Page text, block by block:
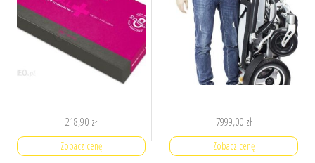
218,90 zł
Zobacz cenę
7999,00 zł
Zobacz cenę